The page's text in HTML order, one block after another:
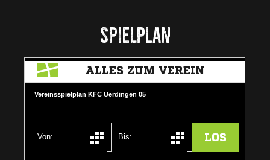
Spielplan